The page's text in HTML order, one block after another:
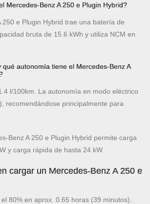
Mercedes-Benz A 250 e Plugin Hybrid?
250 e Plugin Hybrid trae una batería de
bruta de 15.6 kWh y utiliza NCM en
qué autonomía tiene el Mercedes-Benz A
l/100km. La autonomía en modo eléctrico
recomendándose principalmente para
Benz A 250 e Plugin Hybrid permite carga
y carga rápida de hasta 24 kW
cargar un Mercedes-Benz A 250 e
80% en aprox. 0.65 horas (39 minutos).